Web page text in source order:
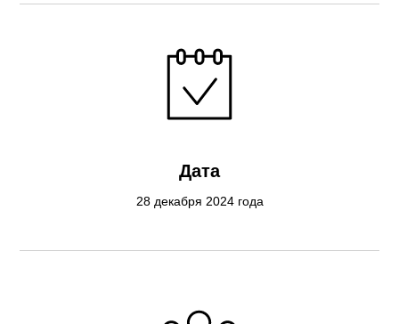
Дата
28 декабря 2024 года